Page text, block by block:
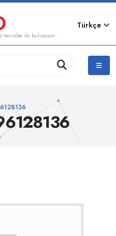
tecrübe ile buluşuyor...
Türkçe